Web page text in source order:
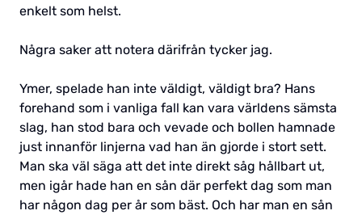
enkelt som helst.
Några saker att notera därifrån tycker jag.
Ymer, spelade han inte väldigt, väldigt bra? Hans
forehand som i vanliga fall kan vara världens sämsta
slag, han stod bara och vevade och bollen hamnade
just innanför linjerna vad han än gjorde i stort sett.
Man ska väl säga att det inte direkt såg hållbart ut,
men igår hade han en sån där perfekt dag som man
har någon dag per år som bäst. Och har man en sån